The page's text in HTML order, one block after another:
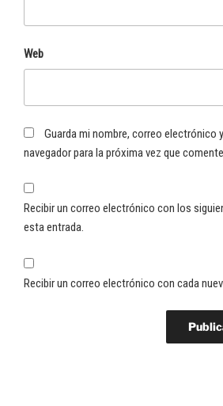
Web
Guarda mi nombre, correo electrónico
navegador para la próxima vez que
Recibir un correo electrónico con los
esta entrada.
Recibir un correo electrónico con cada